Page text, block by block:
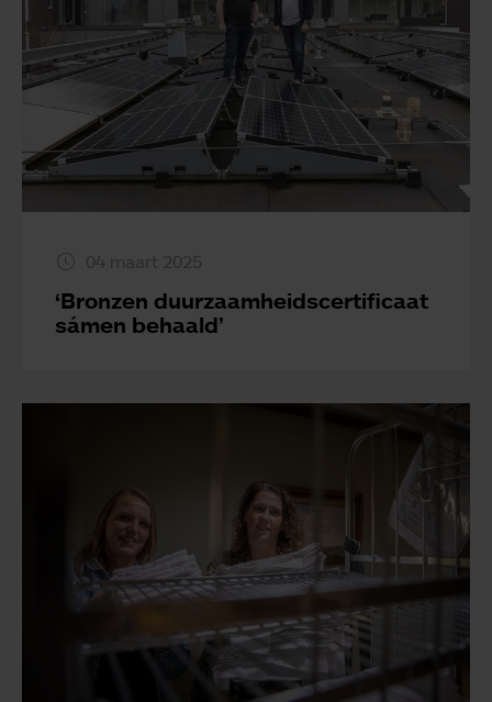
04 maart 2025
‘Bronzen duurzaamheidscertificaat
sámen behaald’